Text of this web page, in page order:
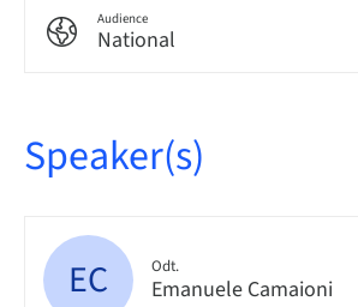
Audience
National
Speaker(s)
EC Odt.
Emanuele Camaioni